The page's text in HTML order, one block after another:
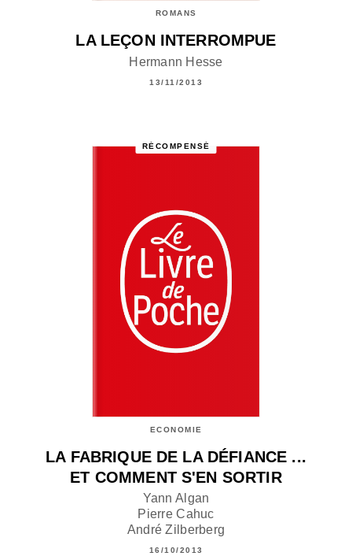
ROMANS
LA LEÇON INTERROMPUE
Hermann Hesse
13/11/2013
RÉCOMPENSÉ
ECONOMIE
LA FABRIQUE DE LA DÉFIANCE ...
ET COMMENT S'EN SORTIR
Yann Algan
Pierre Cahuc
André Zilberberg
16/10/2013